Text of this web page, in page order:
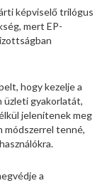
képviselő trilógus
mert EP-
hogy kezelje a
üzleti gyakorlatát,
jelenítenek meg
módszerrel tenné,
a